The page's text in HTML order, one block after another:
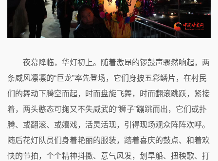
夜幕降临，华灯初上。随着激昂的锣鼓声骤然响起，两
条威风凛凛的“巨龙”率先登场，它们身披五彩鳞片，在村民
们的舞动下腾空而起，时而盘旋飞舞，时而翻滚跳跃，紧接
着，两头憨态可掬又不失威武的“狮子”蹦跳而出，它们或扑
腾、或翻滚、或嬉戏，活灵活现，引得现场观众阵阵欢呼。
随后花灯队员们身着艳丽的服装，踏着喜庆的鼓点、和着欢
快的节拍，个个精神抖擞、意气风发，划旱船、扭秧歌、打